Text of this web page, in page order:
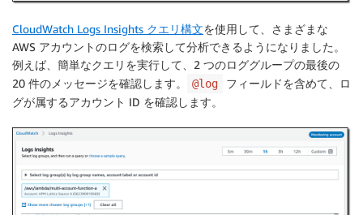
CloudWatch Logs Insights クエリ構文を使用して、さまざまな
AWS アカウントのログを検索して分析できるようになりました。
例えば、簡単なクエリを実行して、2 つのロググループの最後の
20 件のメッセージを確認します。
@log
フィールドを含めて、ロ
グが属するアカウント ID を確認します。